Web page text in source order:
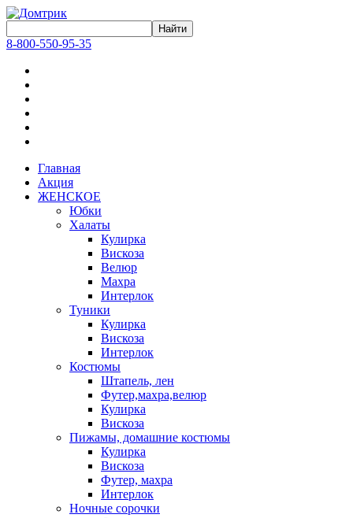
8-800-550-95-35
Главная
Акция
ЖЕНСКОЕ
Юбки
Халаты
Кулирка
Вискоза
Велюр
Махра
Интерлок
Туники
Кулирка
Вискоза
Интерлок
Костюмы
Штапель, лен
Футер,махра,велюр
Кулирка
Вискоза
Пижамы, домашние костюмы
Кулирка
Вискоза
Футер, махра
Интерлок
Ночные сорочки